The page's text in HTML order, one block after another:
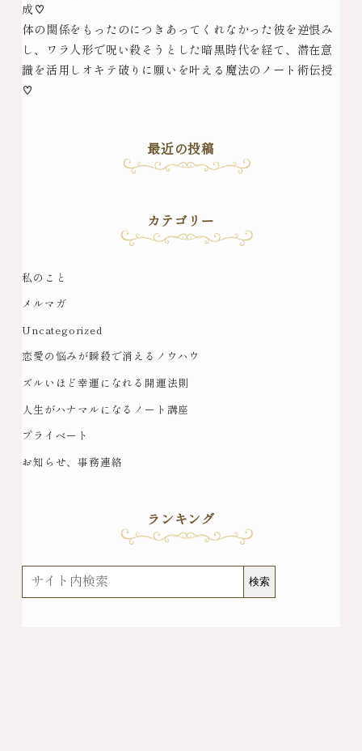
成♡
体の関係をもったのにつきあってくれなかった彼を逆恨み
し、ワラ人形で呪い殺そうとした暗黒時代を経て、潜在意
識を活用しオキテ破りに願いを叶える魔法のノート術伝授
♡
最近の投稿
カテゴリー
私のこと
メルマガ
Uncategorized
恋愛の悩みが瞬殺で消えるノウハウ
ズルいほど幸運になれる開運法則
人生がハナマルになるノート講座
プライベート
お知らせ、事務連絡
ランキング
索
検索